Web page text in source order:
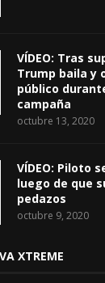
VÍDEO: Tras
Trump baila y
público
campaña
octubre 13, 2020
VÍDEO: Piloto
luego de que
pedazos
octubre 9, 2020
XTREME